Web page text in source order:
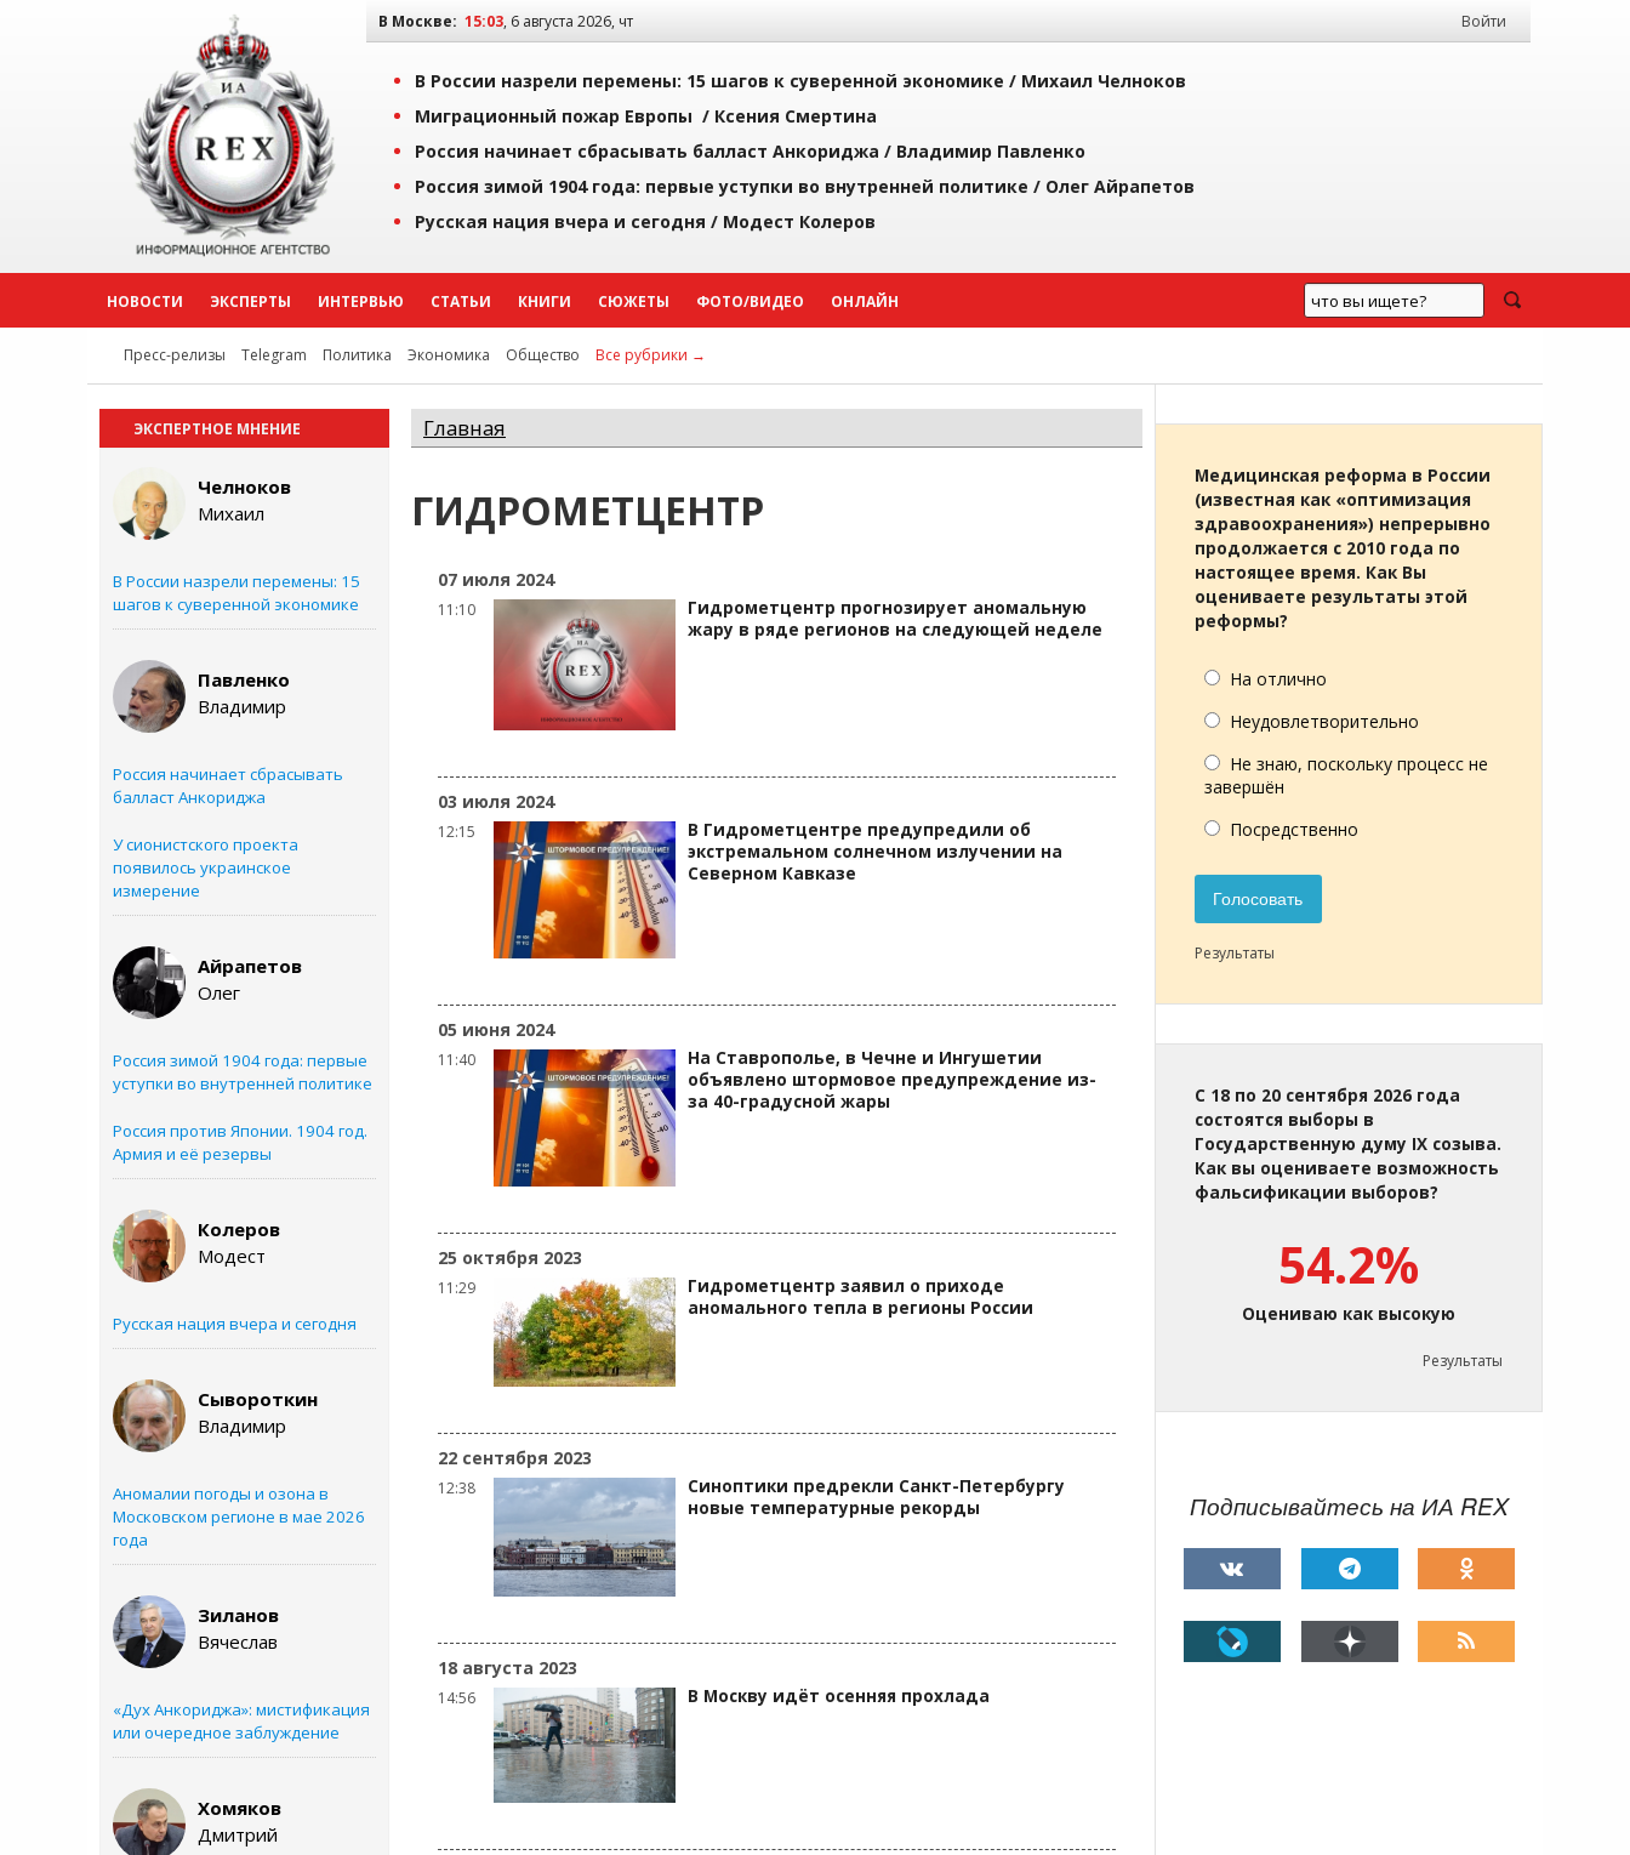
В Москве: 15:03, 6 августа 2026, чт Войти
В России назрели перемены: 15 шагов к суверенной экономике / Михаил Челноков
Миграционный пожар Европы / Ксения Смертина
Россия начинает сбрасывать балласт Анкориджа / Владимир Павленко
Россия зимой 1904 года: первые уступки во внутренней политике / Олег Айрапетов
Русская нация вчера и сегодня / Модест Колеров
НОВОСТИ ЭКСПЕРТЫ ИНТЕРВЬЮ СТАТЬИ КНИГИ СЮЖЕТЫ ФОТО/ВИДЕО ОНЛАЙН
Пресс-релизы Telegram Политика Экономика Общество Все рубрики →
ЭКСПЕРТНОЕ МНЕНИЕ
Челноков
Михаил
В России назрели перемены: 15
шагов к суверенной экономике
Павленко
Владимир
Россия начинает сбрасывать
балласт Анкориджа
У сионистского проекта
появилось украинское
измерение
Айрапетов
Олег
Россия зимой 1904 года: первые
уступки во внутренней политике
Россия против Японии. 1904 год.
Армия и её резервы
Колеров
Модест
Русская нация вчера и сегодня
Сывороткин
Владимир
Аномалии погоды и озона в
Московском регионе в мае 2026
года
Зиланов
Вячеслав
«Дух Анкориджа»: мистификация
или очередное заблуждение
Хомяков
Дмитрий
Главная
ГИДРОМЕТЦЕНТР
07 июля 2024
11:10
Гидрометцентр прогнозирует аномальную
жару в ряде регионов на следующей неделе
03 июля 2024
12:15
В Гидрометцентре предупредили об
экстремальном солнечном излучении на
Северном Кавказе
05 июня 2024
11:40
На Ставрополье, в Чечне и Ингушетии
объявлено штормовое предупреждение из-
за 40-градусной жары
25 октября 2023
11:29
Гидрометцентр заявил о приходе
аномального тепла в регионы России
22 сентября 2023
12:38
Синоптики предрекли Санкт-Петербургу
новые температурные рекорды
18 августа 2023
14:56 В Москву идёт осенняя прохлада
Медицинская реформа в России
(известная как «оптимизация
здравоохранения») непрерывно
продолжается с 2010 года по
настоящее время. Как Вы
оцениваете результаты этой
реформы?
На отлично
Неудовлетворительно
Не знаю, поскольку процесс не
завершён
Посредственно
Голосовать
Результаты
С 18 по 20 сентября 2026 года
состоятся выборы в
Государственную думу IX созыва.
Как вы оцениваете возможность
фальсификации выборов?
54.2%
Оцениваю как высокую
Результаты
Подписывайтесь на ИА REX